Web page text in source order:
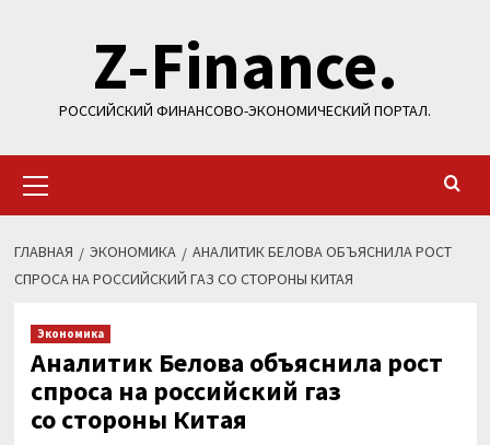
содержимомуZ-Finance.
РОССИЙСКИЙ ФИНАНСОВО-ЭКОНОМИЧЕСКИЙ ПОРТАЛ.
меню
ГЛАВНАЯ ЭКОНОМИКА
АНАЛИТИК БЕЛОВА ОБЪЯСНИЛА РОСТ
СПРОСА НА РОССИЙСКИЙ ГАЗ СО СТОРОНЫ КИТАЯ
Экономика
Аналитик Белова объяснила рост
спроса на российский газ
со стороны Китая